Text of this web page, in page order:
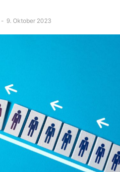
- 9. Oktober 2023